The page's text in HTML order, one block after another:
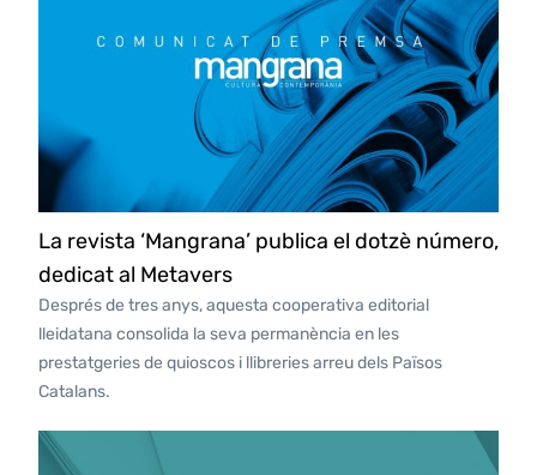
La revista ‘Mangrana’ publica el dotzè número,
dedicat al Metavers
Després de tres anys, aquesta cooperativa editorial
lleidatana consolida la seva permanència en les
prestatgeries de quioscos i llibreries arreu dels Països
Catalans.